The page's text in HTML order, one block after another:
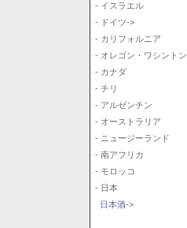
- イスラエル
- ドイツ->
- カリフォルニア
- オレゴン・ワシントン
- カナダ
- チリ
- アルゼンチン
- オーストラリア
- ニュージーランド
- 南アフリカ
- モロッコ
- 日本
日本酒->